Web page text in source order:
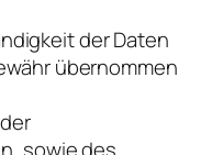
der Daten
übernommen
sowie des